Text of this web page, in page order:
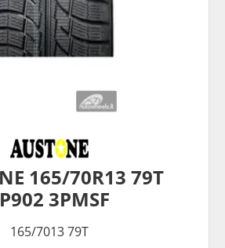
165/70R13 79T
3PMSF
165/7013 79T